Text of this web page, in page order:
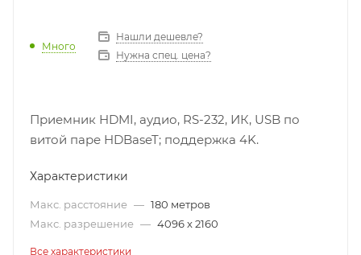
Много
Нашли дешевле?
Нужна спец. цена?
Приемник HDMI, аудио, RS-232, ИК, USB по
витой паре HDBaseT; поддержка 4K.
Характеристики
Макс. расстояние — 180 метров
Макс. разрешение — 4096 x 2160
Все характеристики